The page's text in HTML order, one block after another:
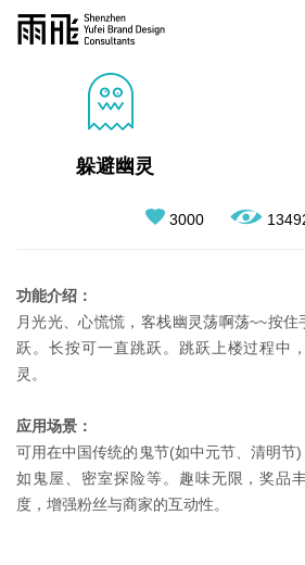
躲避幽灵
3000
功能介绍：
月光光、心慌慌，客栈幽灵荡啊荡~~按
跃。长按可一直跳跃。跳跃上楼过程中
灵。
应用场景：
可用在中国传统的鬼节(如中元节、清明节
如鬼屋、密室探险等。趣味无限，奖品
度，增强粉丝与商家的互动性。